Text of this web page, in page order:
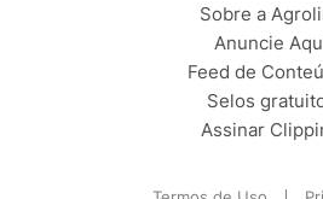
Sobre a
Anuncie
Feed de
Selos
Assinar